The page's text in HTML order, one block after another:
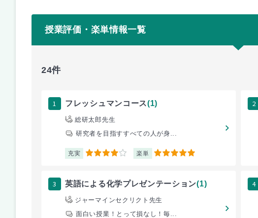
授業評価・楽単情報一覧
24件
1 フレッシュマンコース(1)
総研太郎先生
研究者を目指すすべての人が身...
充実 4 楽単 5
2
3 英語による化学プレゼンテーション(1)
ジャーマインセクリクト先生
面白い授業！とって損なし！毎...
4